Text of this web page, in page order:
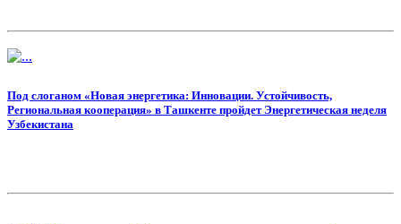
Под слоганом «Новая энергетика: Инновации. Устойчивость,
Региональная кооперация» в Ташкенте пройдет Энергетическая неделя
Узбекистана